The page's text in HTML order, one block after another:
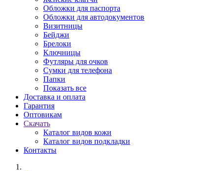
Обложки для паспорта
Обложки для автодокументов
Визитницы
Бейджи
Брелоки
Ключницы
Футляры для очков
Сумки для телефона
Папки
Показать все
Доставка и оплата
Гарантия
Оптовикам
Скачать
Каталог видов кожи
Каталог видов подкладки
Контакты